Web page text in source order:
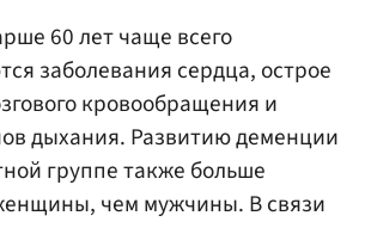
60 лет чаще всего
заболевания сердца, острое
кровообращения и
дыхания. Развитию деменции
группе также больше
чем мужчины. В связи